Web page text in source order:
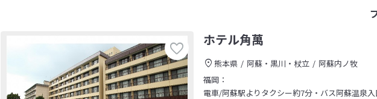
ホテル角萬
熊本県 阿蘇・黒川・杖立
阿蘇内ノ牧
福岡：
電車/阿蘇駅よりタクシー約7分・バス阿蘇温泉